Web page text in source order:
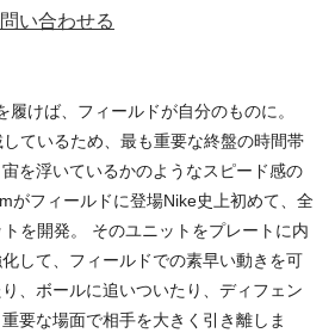
い合わせる
けば、フィールドが自分のものに。
ているため、最も重要な終盤の時間帯
を浮いているかのようなスピード感の
がフィールドに登場Nike史上初めて、全
を開発。 そのユニットをプレートに内
して、フィールドでの素早い動きを可
、ボールに追いついたり、ディフェン
要な場面で相手を大きく引き離しま